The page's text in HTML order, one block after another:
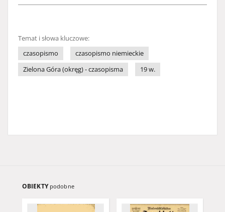
Temat i słowa kluczowe:
czasopismo
czasopismo niemieckie
Zielona Góra (okręg) - czasopisma
19 w.
OBIEKTY podobne